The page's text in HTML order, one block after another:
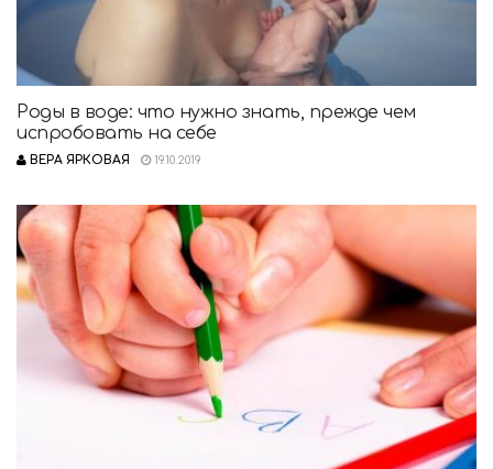
Роды в воде: что нужно знать, прежде чем
испробовать на себе
ВЕРА ЯРКОВАЯ 19.10.2019